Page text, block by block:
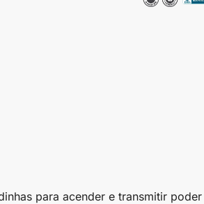
para acender e transmitir